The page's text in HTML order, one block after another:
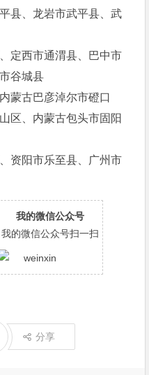
县、龙岩市武平县、武
定西市通渭县、巴中市
谷城县
蒙古巴彦淖尔市磴口
区、内蒙古包头市固阳
资阳市乐至县、广州市
我的微信公众号
我的微信公众号扫一扫
分享